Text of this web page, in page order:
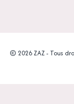
© 2026 ZAZ - Tous